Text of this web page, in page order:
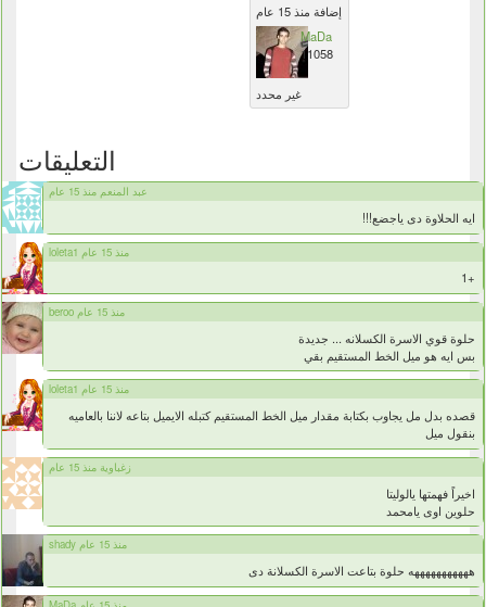
إضافة منذ 15 عام
MaDa
11058
غير محدد
التعليقات
عبد المنعم منذ 15 عام
ايه الحلاوة دى ياجضع!!!
loleta1 منذ 15 عام
+1
beroo منذ 15 عام
حلوة قوي الاسرة الكسلانه ... جديدة
بس ايه هو ميل الخط المستقيم بقي
loleta1 منذ 15 عام
قصده بدل مل يجاوب بكتابة مقدار ميل الخط المستقيم كتبله الايميل بتاعه لاننا بالعاميه
بنقول ميل
زغباوية منذ 15 عام
اخيراً فهمتها يالوليتا
حلوين اوى يامحمد
shady منذ 15 عام
هههههههههههه حلوة بتاعت الاسرة الكسلانة دى